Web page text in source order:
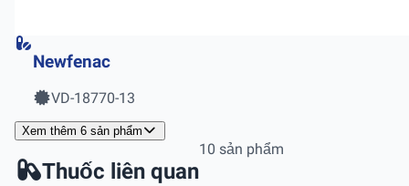
Newfenac
VD-18770-13
Xem thêm 6 sản phẩm
Thuốc liên quan
10 sản phẩm